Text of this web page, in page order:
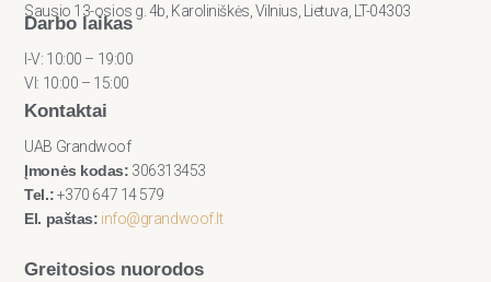
Sausio 13-osios g. 4b, Karoliniškės, Vilnius, Lietuva, LT-04303
Darbo laikas
I-V: 10:00 – 19:00
VI: 10:00 – 15:00
Kontaktai
UAB Grandwoof
Įmonės kodas: 306313453
Tel.:+370 647 14 579
El. paštas: info@grandwoof.lt
Greitosios nuorodos